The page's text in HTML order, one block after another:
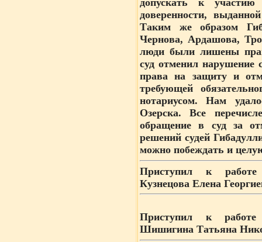
допускать к
доверенности,
Таким же образом
Чернова, Ардашова,
люди были лишены
суд отменил нарушение
права на защиту и
требующей
нотариусом. Нам
Озерска. Все
обращение в суд за
решений судей
можно побеждать и
Приступил к работе
Кузнецова Елена
Приступил к работе
Шишигина Татьяна